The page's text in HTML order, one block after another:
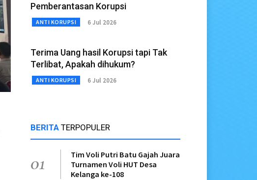
Pemberantasan Korupsi
ANTI KORUPSI 6 Jul 2026
Terima Uang hasil Korupsi tapi Tak
Terlibat, Apakah dihukum?
ANTI KORUPSI 6 Jul 2026
BERITA TERPOPULER
01
Tim Voli Putri Batu Gajah Juara
Turnamen Voli HUT Desa
Kelanga ke-108